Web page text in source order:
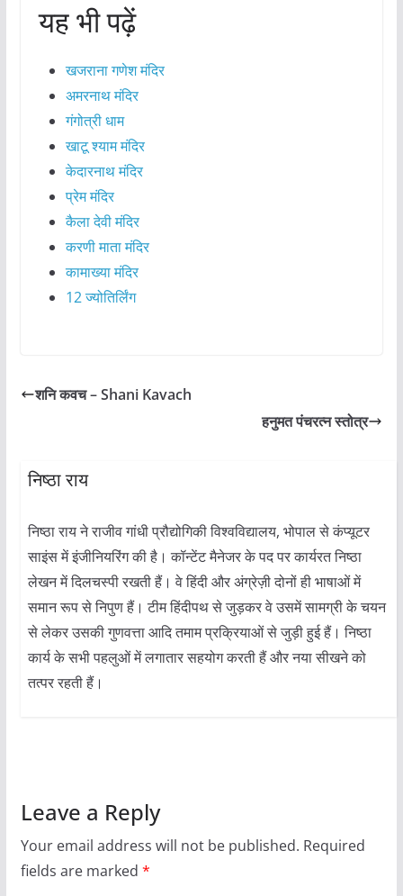
यह भी पढ़ें
खजराना गणेश मंदिर
अमरनाथ मंदिर
गंगोत्री धाम
खाटू श्याम मंदिर
केदारनाथ मंदिर
प्रेम मंदिर
कैला देवी मंदिर
करणी माता मंदिर
कामाख्या मंदिर
12 ज्योतिर्लिंग
शनि कवच – Shani Kavach
हनुमत पंचरत्न स्तोत्र
निष्ठा राय
निष्ठा राय ने राजीव गांधी प्रौद्योगिकी विश्वविद्यालय, भोपाल से कंप्यूटर
साइंस में इंजीनियरिंग की है। कॉन्टेंट मैनेजर के पद पर कार्यरत निष्ठा
लेखन में दिलचस्पी रखती हैं। वे हिंदी और अंग्रेज़ी दोनों ही भाषाओं में
समान रूप से निपुण हैं। टीम हिंदीपथ से जुड़कर वे उसमें सामग्री के चयन
से लेकर उसकी गुणवत्ता आदि तमाम प्रक्रियाओं से जुड़ी हुई हैं। निष्ठा
कार्य के सभी पहलुओं में लगातार सहयोग करती हैं और नया सीखने को
तत्पर रहती हैं।
Leave a Reply
Your email address will not be published. Required
fields are marked *